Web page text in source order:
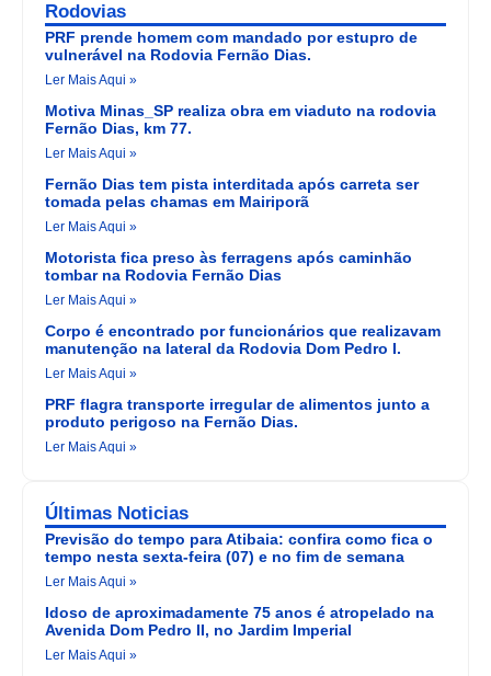
Rodovias
PRF prende homem com mandado por estupro de
vulnerável na Rodovia Fernão Dias.
Ler Mais Aqui »
Motiva Minas_SP realiza obra em viaduto na rodovia
Fernão Dias, km 77.
Ler Mais Aqui »
Fernão Dias tem pista interditada após carreta ser
tomada pelas chamas em Mairiporã
Ler Mais Aqui »
Motorista fica preso às ferragens após caminhão
tombar na Rodovia Fernão Dias
Ler Mais Aqui »
Corpo é encontrado por funcionários que realizavam
manutenção na lateral da Rodovia Dom Pedro I.
Ler Mais Aqui »
PRF flagra transporte irregular de alimentos junto a
produto perigoso na Fernão Dias.
Ler Mais Aqui »
Últimas Noticias
Previsão do tempo para Atibaia: confira como fica o
tempo nesta sexta-feira (07) e no fim de semana
Ler Mais Aqui »
Idoso de aproximadamente 75 anos é atropelado na
Avenida Dom Pedro II, no Jardim Imperial
Ler Mais Aqui »